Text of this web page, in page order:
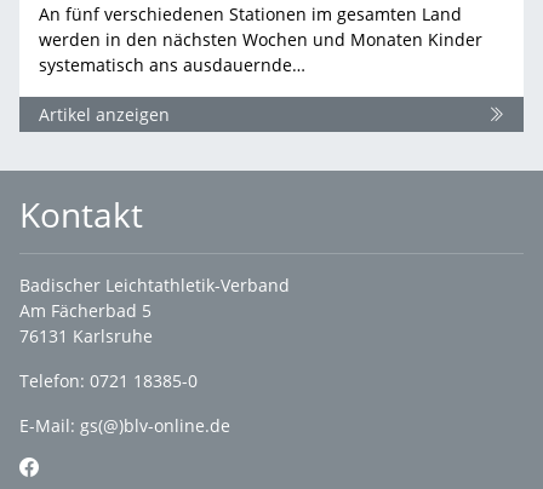
An fünf verschiedenen Stationen im gesamten Land
werden in den nächsten Wochen und Monaten Kinder
systematisch ans ausdauernde…
Artikel anzeigen
Kontakt
Badischer Leichtathletik-Verband
Am Fächerbad 5
76131 Karlsruhe
Telefon: 0721 18385-0
E-Mail: gs(@)blv-online.de